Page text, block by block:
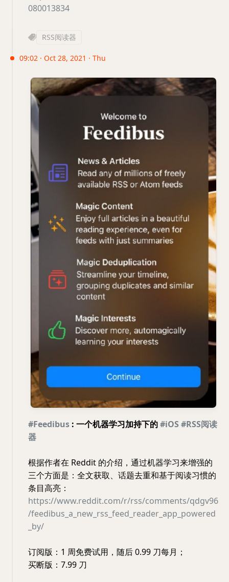
080013834
RSS阅读器
09:02 · Oct 28, 2021 · Thu
#Feedibus : 一个机器学习加持下的#iOS #RSS阅读
器
根据作者在 Reddit 的介绍，通过机器学习来增强的
三个方面是：全文获取、话题去重和基于阅读习惯的
条目高亮：
https://www.reddit.com/r/rss/comments/qdgv96
/feedibus_a_new_rss_feed_reader_app_powered
_by/
订阅版：1 周免费试用，随后 0.99 刀每月；
买断版：7.99 刀